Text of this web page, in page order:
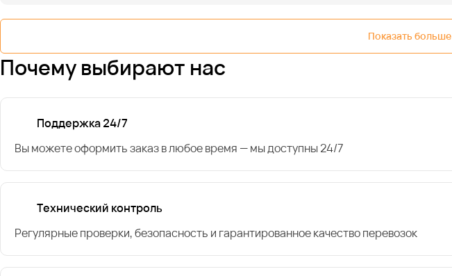
Показать больше
Почему выбирают нас
Поддержка 24/7
Вы можете оформить заказ в любое время — мы доступны 24/7
Технический контроль
Регулярные проверки, безопасность и гарантированное качество перевозок